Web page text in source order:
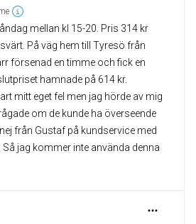
mellan kl 15-20. Pris 314 kr
På väg hem till Tyresö från
försenad en timme och fick en
hamnade på 614 kr.
mitt eget fel men jag hörde av mig
om de kunde ha överseende
från Gustaf på kundservice med
jag kommer inte använda denna